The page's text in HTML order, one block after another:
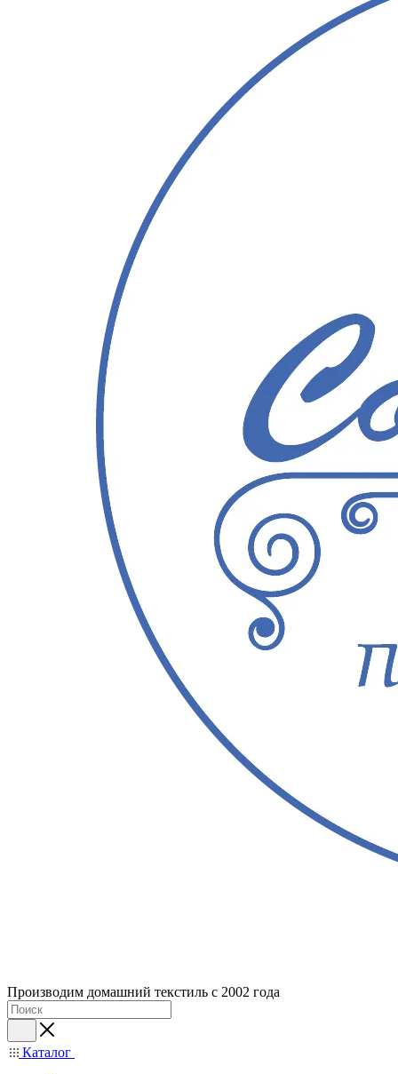
Производим домашний текстиль с 2002 года
Каталог